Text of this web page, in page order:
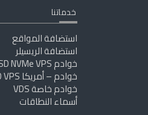
خدماتنا
استضافة المواقع
استضافة الريسيلر
خوادم SSD NVMe VPS
خوادم – أمريكا SSD VPS
خوادم خاصة VDS
أسماء النطاقات